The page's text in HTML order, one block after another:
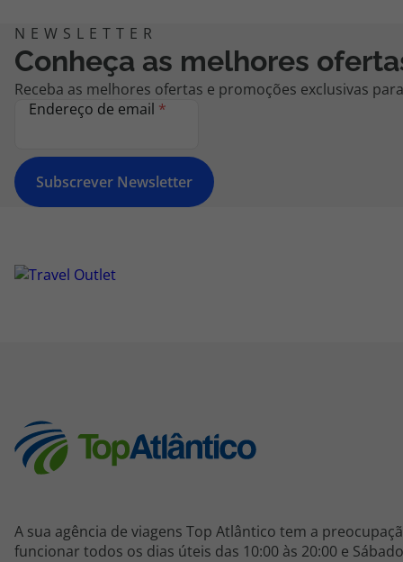
Conheça as melhores
Receba as melhores ofertas e promoções exclusivas
Endereço de email *
Subscrever Newsletter
A sua agência de viagens Top Atlântico tem a
funcionar todos os dias úteis das 10:00 às 20:00 e